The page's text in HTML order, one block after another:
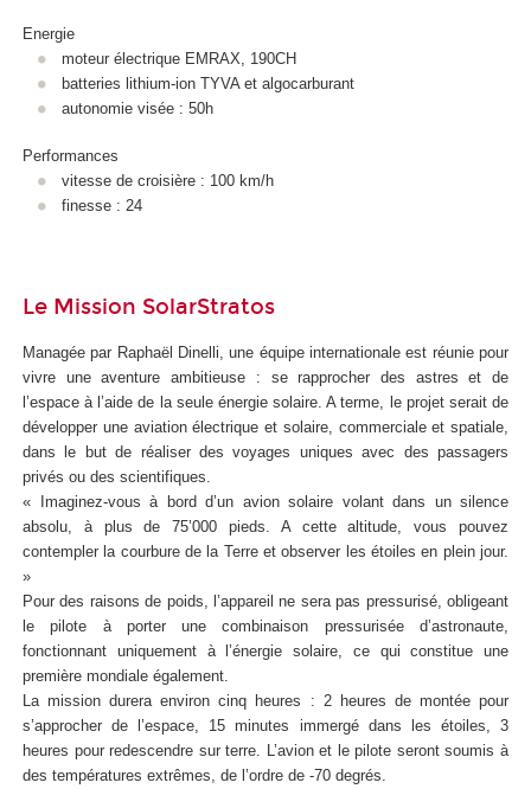
Energie
moteur électrique EMRAX, 190CH
batteries lithium-ion TYVA et algocarburant
autonomie visée : 50h
Performances
vitesse de croisière : 100 km/h
finesse : 24
Le Mission SolarStratos
Managée par Raphaël Dinelli, une équipe internationale est réunie pour
vivre une aventure ambitieuse : se rapprocher des astres et de
l’espace à l’aide de la seule énergie solaire. A terme, le projet serait de
développer une aviation électrique et solaire, commerciale et spatiale,
dans le but de réaliser des voyages uniques avec des passagers
privés ou des scientifiques.
« Imaginez-vous à bord d’un avion solaire volant dans un silence
absolu, à plus de 75’000 pieds. A cette altitude, vous pouvez
contempler la courbure de la Terre et observer les étoiles en plein jour.
»
Pour des raisons de poids, l’appareil ne sera pas pressurisé, obligeant
le pilote à porter une combinaison pressurisée d’astronaute,
fonctionnant uniquement à l’énergie solaire, ce qui constitue une
première mondiale également.
La mission durera environ cinq heures : 2 heures de montée pour
s’approcher de l’espace, 15 minutes immergé dans les étoiles, 3
heures pour redescendre sur terre. L’avion et le pilote seront soumis à
des températures extrêmes, de l’ordre de -70 degrés.